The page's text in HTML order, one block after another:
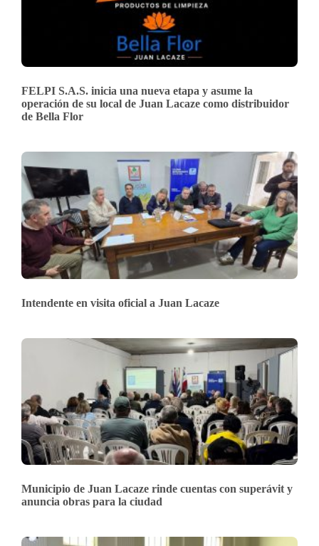
FELPI S.A.S. inicia una nueva etapa y asume la
operación de su local de Juan Lacaze como distribuidor
de Bella Flor
Intendente en visita oficial a Juan Lacaze
Municipio de Juan Lacaze rinde cuentas con superávit y
anuncia obras para la ciudad